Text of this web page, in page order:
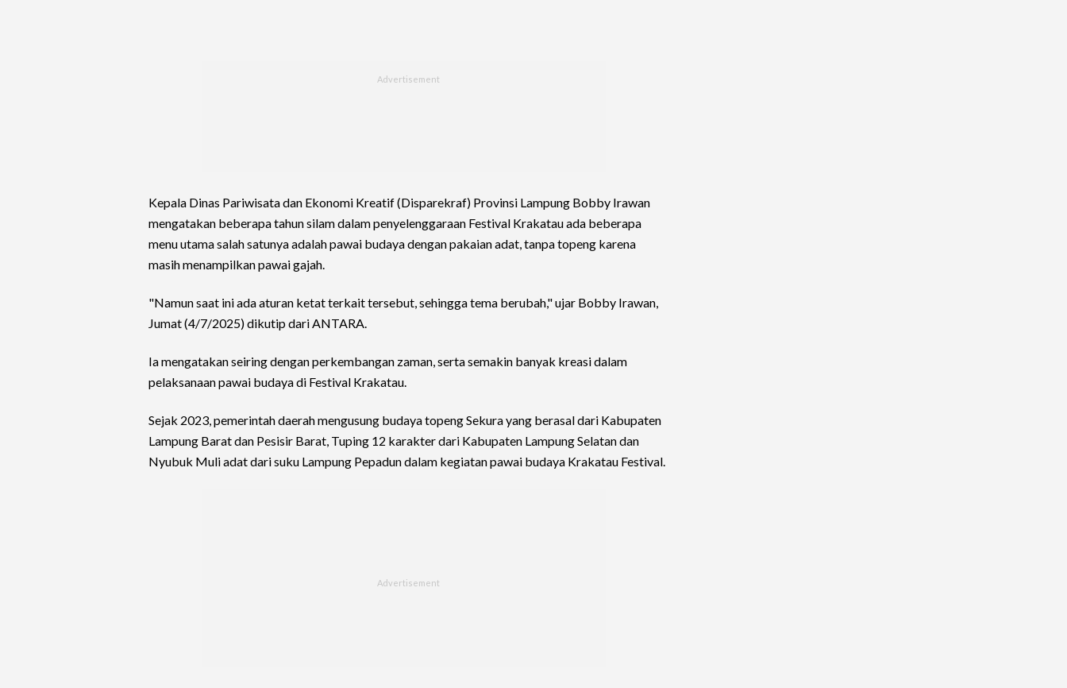
Kepala Dinas Pariwisata dan Ekonomi Kreatif (Disparekraf) Provinsi Lampung Bobby Irawan
mengatakan beberapa tahun silam dalam penyelenggaraan Festival Krakatau ada beberapa
menu utama salah satunya adalah pawai budaya dengan pakaian adat, tanpa topeng karena
masih menampilkan pawai gajah.
"Namun saat ini ada aturan ketat terkait tersebut, sehingga tema berubah," ujar Bobby Irawan,
Jumat (4/7/2025) dikutip dari ANTARA.
Ia mengatakan seiring dengan perkembangan zaman, serta semakin banyak kreasi dalam
pelaksanaan pawai budaya di Festival Krakatau.
Sejak 2023, pemerintah daerah mengusung budaya topeng Sekura yang berasal dari Kabupaten
Lampung Barat dan Pesisir Barat, Tuping 12 karakter dari Kabupaten Lampung Selatan dan
Nyubuk Muli adat dari suku Lampung Pepadun dalam kegiatan pawai budaya Krakatau Festival.